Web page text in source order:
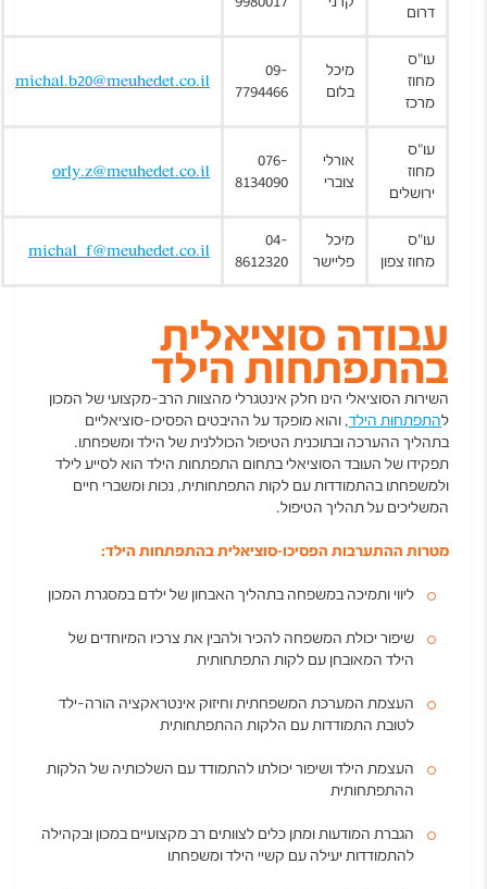
דרום
עו"ס
מחוז
מרכז
מיכל
בלום
09-
7794466
michal.b20@meuhedet.co.il
עו"ס
מחוז
ירושלים
אורלי
צוברי
076-
8134090
orly.z@meuhedet.co.il
עו"ס
מחוז צפון
מיכל
פליישר
04-
8612320
michal_f@meuhedet.co.il
עבודה סוציאלית
בהתפתחות הילד
השירות הסוציאלי הינו חלק אינטגרלי מהצוות הרב-מקצועי של המכון
להתפתחות הילד, והוא מופקד על ההיבטים הפסיכו-סוציאליים
בתהליך ההערכה ובתוכנית הטיפול הכוללנית של הילד ומשפחתו.
תפקידו של העובד הסוציאלי בתחום התפתחות הילד הוא לסייע לילד
ולמשפחתו בהתמודדות עם לקות התפתחותית, נכות ומשברי חיים
המשליכים על תהליך הטיפול.
מטרות ההתערבות הפסיכו-סוציאלית בהתפתחות הילד:
ליווי ותמיכה במשפחה בתהליך האבחון של ילדם במסגרת המכון
שיפור יכולת המשפחה להכיר ולהבין את צרכיו המיוחדים של
הילד המאובחן עם לקות התפתחותית
העצמת המערכת המשפחתית וחיזוק אינטראקציה הורה-ילד
לטובת התמודדות עם הלקות ההתפתחותית
העצמת הילד ושיפור יכולתו להתמודד עם השלכותיה של הלקות
ההתפתחותית
הגברת המודעות ומתן כלים לצוותים רב מקצועיים במכון ובקהילה
להתמודדות יעילה עם קשיי הילד ומשפחתו